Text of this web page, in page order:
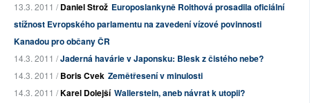
13.3. 2011 /Daniel Strož Europoslankyně Roithová prosadila oficiální
stížnost Evropského parlamentu na zavedení vízové povinnosti
Kanadou pro občany ČR
14.3. 2011 /Jaderná havárie v Japonsku: Blesk z čistého nebe?
14.3. 2011 /Boris Cvek Zemětřesení v minulosti
14.3. 2011 /Karel Dolejší Wallerstein, aneb návrat k utopii?